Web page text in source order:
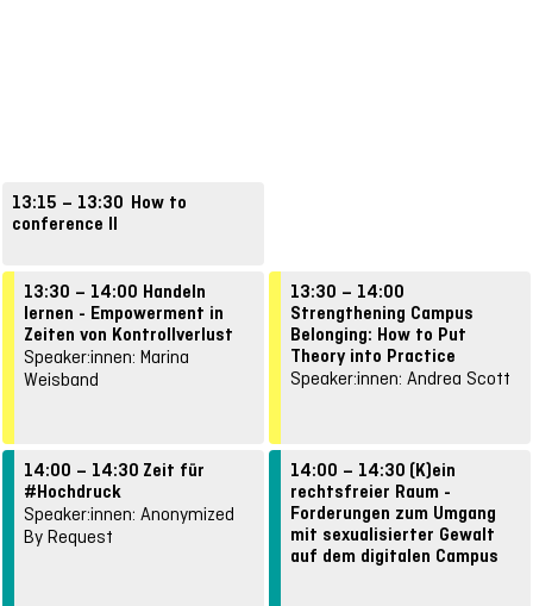
13:15 – 13:30 How to
conference II
13:30 – 14:00 Handeln
lernen - Empowerment in
Zeiten von Kontrollverlust
Speaker:innen: Marina
Weisband
14:00 – 14:30 Zeit für
#Hochdruck
Speaker:innen: Anonymized
By Request
13:30 – 14:00
Strengthening Campus
Belonging: How to Put
Theory into Practice
Speaker:innen: Andrea Scott
14:00 – 14:30 (K)ein
rechtsfreier Raum -
Forderungen zum Umgang
mit sexualisierter Gewalt
auf dem digitalen Campus